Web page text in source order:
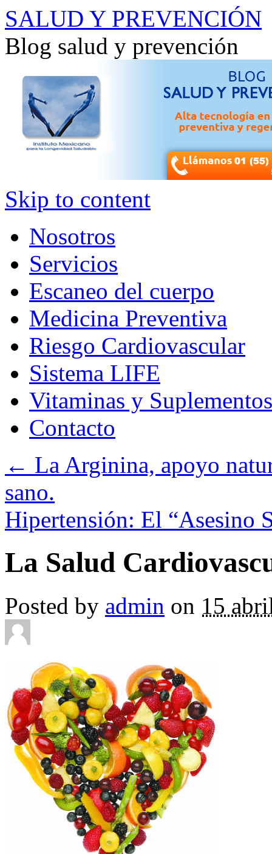
SALUD Y PREVENCIÓN
Blog salud y prevención
Skip to content
Nosotros
Servicios
Escaneo del cuerpo
Medicina Preventiva
Riesgo Cardiovascular
Sistema LIFE
Vitaminas y Suplementos
Contacto
← La Arginina, apoyo
sano.
Hipertensión: El “Asesino
La Salud
Posted by admin on 15